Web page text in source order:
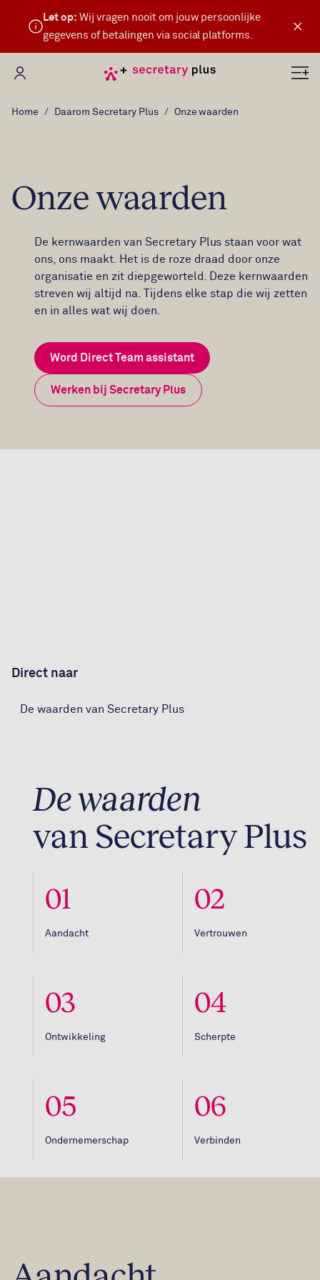
×
Let op: Wij vragen nooit om jouw persoonlijke
gegevens of betalingen via social platforms.
Mijn Secretary Plus
Home Daarom Secretary Plus Onze waarden
Onze waarden
De kernwaarden van Secretary Plus staan voor wat
ons, ons maakt. Het is de roze draad door onze
organisatie en zit diepgeworteld. Deze kernwaarden
streven wij altijd na. Tijdens elke stap die wij zetten
en in alles wat wij doen.
Word Direct Team assistant
Werken bij Secretary Plus
Direct naar
De waarden van Secretary Plus
De waarden
van Secretary Plus
01
Aandacht
02
Vertrouwen
03
Ontwikkeling
04
Scherpte
05
Ondernemerschap
06
Verbinden